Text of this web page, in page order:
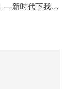
国脉智库《营商环境周刊》（第六十九期）—新时代下我国营商环境标准体系构建初探